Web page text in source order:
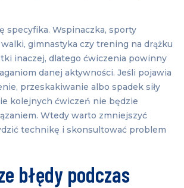
specyfika. Wspinaczka, sporty
gimnastyka czy trening na drążku
inaczej, dlatego ćwiczenia powinny
danej aktywności. Jeśli pojawia
przeskakiwanie albo spadek siły
kolejnych ćwiczeń nie będzie
Wtedy warto zmniejszyć
technikę i skonsultować problem
błędy podczas